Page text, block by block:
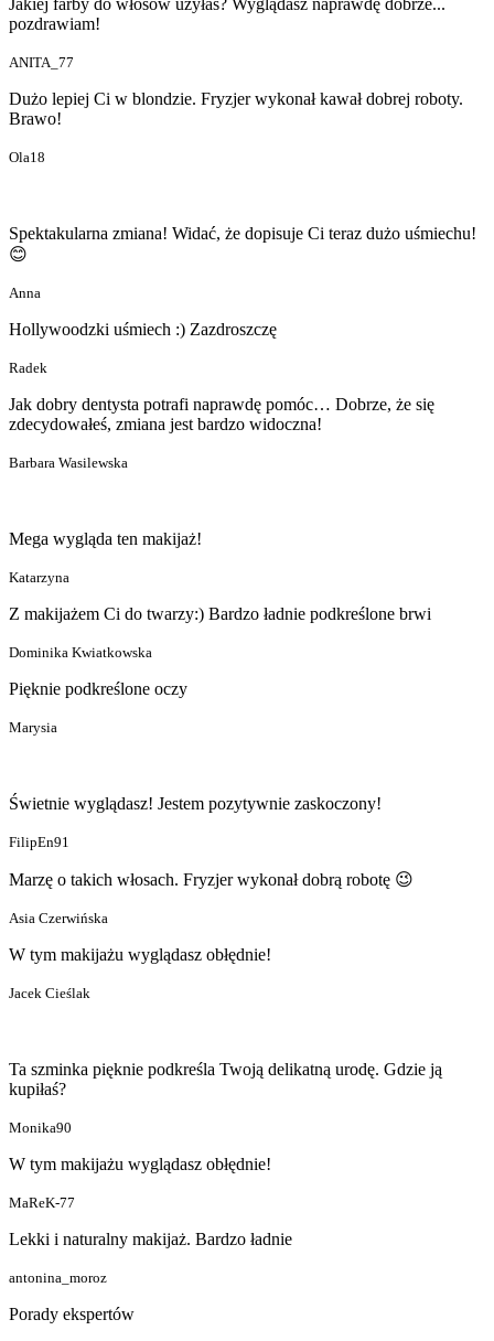
Jakiej farby do włosów użyłaś? Wyglądasz naprawdę dobrze...
pozdrawiam!
ANITA_77
Dużo lepiej Ci w blondzie. Fryzjer wykonał kawał dobrej roboty.
Brawo!
Ola18
Spektakularna zmiana! Widać, że dopisuje Ci teraz dużo uśmiechu!
😊
Anna
Hollywoodzki uśmiech :) Zazdroszczę
Radek
Jak dobry dentysta potrafi naprawdę pomóc… Dobrze, że się
zdecydowałeś, zmiana jest bardzo widoczna!
Barbara Wasilewska
Mega wygląda ten makijaż!
Katarzyna
Z makijażem Ci do twarzy:) Bardzo ładnie podkreślone brwi
Dominika Kwiatkowska
Pięknie podkreślone oczy
Marysia
Świetnie wyglądasz! Jestem pozytywnie zaskoczony!
FilipEn91
Marzę o takich włosach. Fryzjer wykonał dobrą robotę 😉
Asia Czerwińska
W tym makijażu wyglądasz obłędnie!
Jacek Cieślak
Ta szminka pięknie podkreśla Twoją delikatną urodę. Gdzie ją
kupiłaś?
Monika90
W tym makijażu wyglądasz obłędnie!
MaReK-77
Lekki i naturalny makijaż. Bardzo ładnie
antonina_moroz
Porady ekspertów